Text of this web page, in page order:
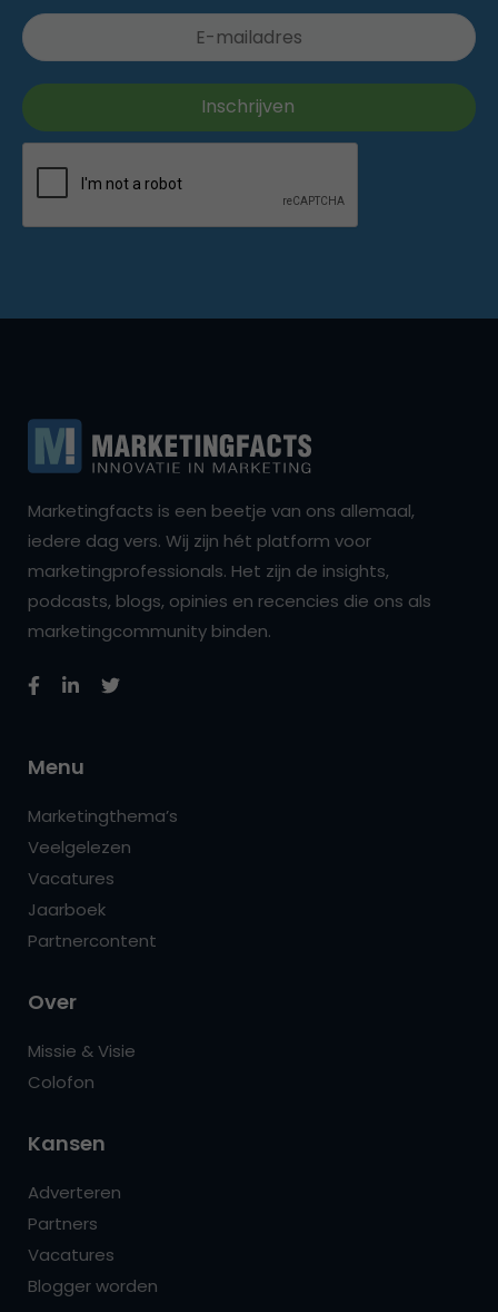
Marketingfacts is een beetje van ons allemaal,
iedere dag vers. Wij zijn hét platform voor
marketingprofessionals. Het zijn de insights,
podcasts, blogs, opinies en recencies die ons als
marketingcommunity binden.
Menu
Marketingthema’s
Veelgelezen
Vacatures
Jaarboek
Partnercontent
Over
Missie & Visie
Colofon
Kansen
Adverteren
Partners
Vacatures
Blogger worden